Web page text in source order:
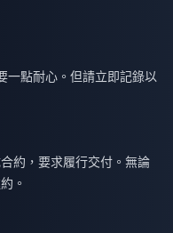
一點耐心。但請立即記錄以
約，要求履行交付。無論
。